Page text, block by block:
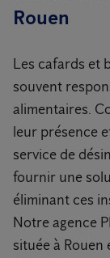
Rouen
Les cafards et
souvent
alimentaires.
leur présence
service de
fournir une
éliminant ces
Notre agence
située à